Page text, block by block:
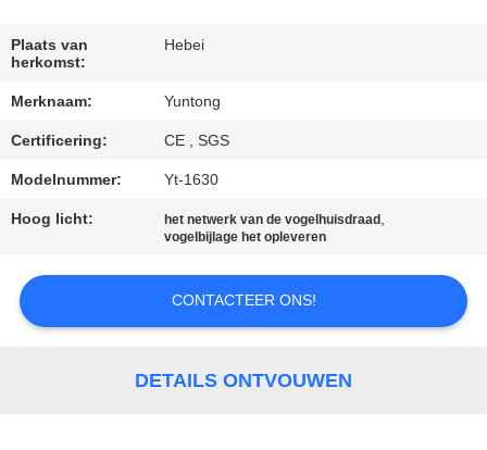
VERZOEK
OM EEN
CITAAT
SITEMAP
Plaats van
herkomst:
Hebei
Merknaam: Yuntong
Certificering: CE , SGS
Modelnummer: Yt-1630
Hoog licht: het netwerk van de vogelhuisdraad ,
vogelbijlage het opleveren
CONTACTEER ONS!
DETAILS ONTVOUWEN